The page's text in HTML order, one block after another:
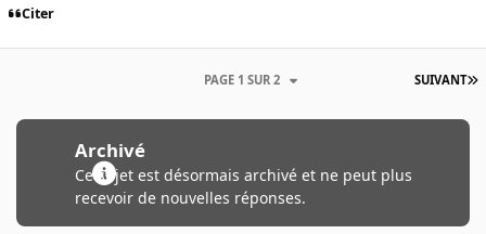
Citer
SUIVANT
PAGE 1 SUR 2
Archivé
Ce sujet est désormais archivé et ne peut plus
recevoir de nouvelles réponses.